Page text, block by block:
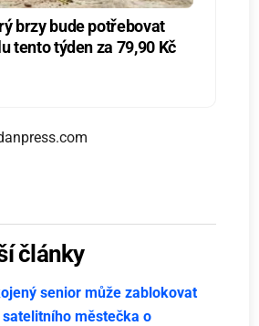
brzy bude potřebovat
tento týden za 79,90 Kč
články
senior může zablokovat
městečka o